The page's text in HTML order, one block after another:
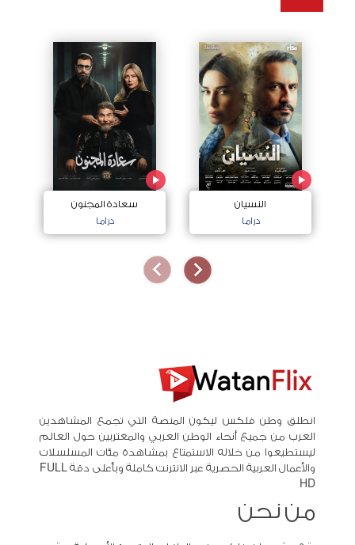
النسيان
دراما
سعادة المجنون
دراما
انطلق وطن فلكس ليكون المنصة التي تجمع المشاهدين
العرب من جميع أنحاء الوطن العربي والمغتربين حول العالم
ليستطيعوا من خلاله الاستمتاع بمشاهدة مئات المسلسلات
والأعمال العربية الحصرية عبر الانترنت كاملة وبأعلى دقة FULL
HD
من نحن